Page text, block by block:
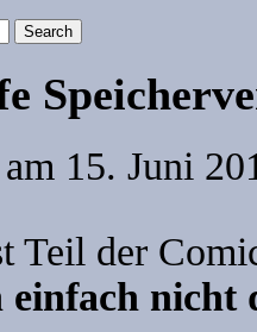
15. Juni
Teil der
nicht